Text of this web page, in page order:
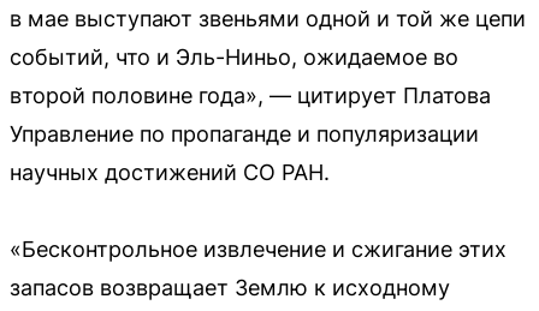
в мае выступают звеньями одной и той же цепи
событий, что и Эль-Ниньо, ожидаемое во
второй половине года», — цитирует Платова
Управление по пропаганде и популяризации
научных достижений СО РАН.
«Бесконтрольное извлечение и сжигание этих
запасов возвращает Землю к исходному